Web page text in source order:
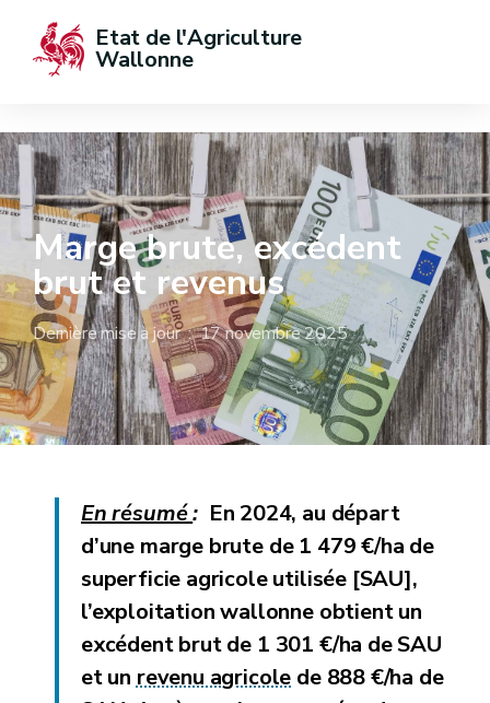
Etat de l'Agriculture
Wallonne
Marge brute, excédent
brut et revenus
Dernière mise à jour : 17 novembre 2025
En résumé: En 2024, au départ
d’une marge brute de 1 479 €/ha de
superficie agricole utilisée [SAU],
l’exploitation wallonne obtient un
excédent brut de 1 301 €/ha de SAU
et un revenu agricole de 888 €/ha de